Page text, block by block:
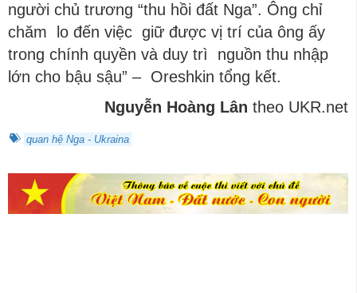
người chủ trương “thu hồi đất Nga”. Ông chỉ
chăm lo đến việc giữ được vị trí của ông ấy
trong chính quyền và duy trì nguồn thu nhập
lớn cho bậu sậu” – Oreshkin tổng kết.
Nguyễn Hoàng Lân theo UKR.net
quan hệ Nga - Ukraina